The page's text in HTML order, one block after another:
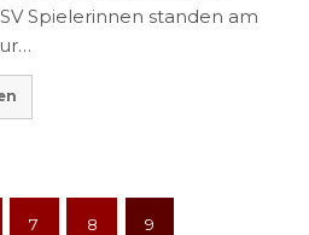
Spielerinnen standen am
7 8 9